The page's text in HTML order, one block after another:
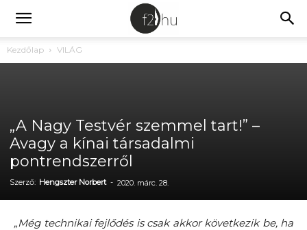
Kezdőlap VILÁG
„A Nagy Testvér szemmel tart!” –
Avagy a kínai társadalmi
pontrendszerről
Szerző: Hengszter Norbert - 2020. márc. 28.
„Még technikai fejlődés is csak akkor következik be, ha